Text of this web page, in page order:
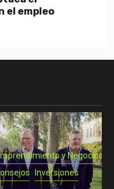
el empleo
y Negocios